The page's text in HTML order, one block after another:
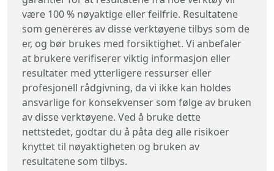
være 100 % nøyaktige eller feilfrie. Resultatene
som genereres av disse verktøyene tilbys som de
er, og bør brukes med forsiktighet. Vi anbefaler
at brukere verifiserer viktig informasjon eller
resultater med ytterligere ressurser eller
profesjonell rådgivning, da vi ikke kan holdes
ansvarlige for konsekvenser som følge av bruken
av disse verktøyene. Ved å bruke dette
nettstedet, godtar du å påta deg alle risikoer
knyttet til nøyaktigheten og bruken av
resultatene som tilbys.